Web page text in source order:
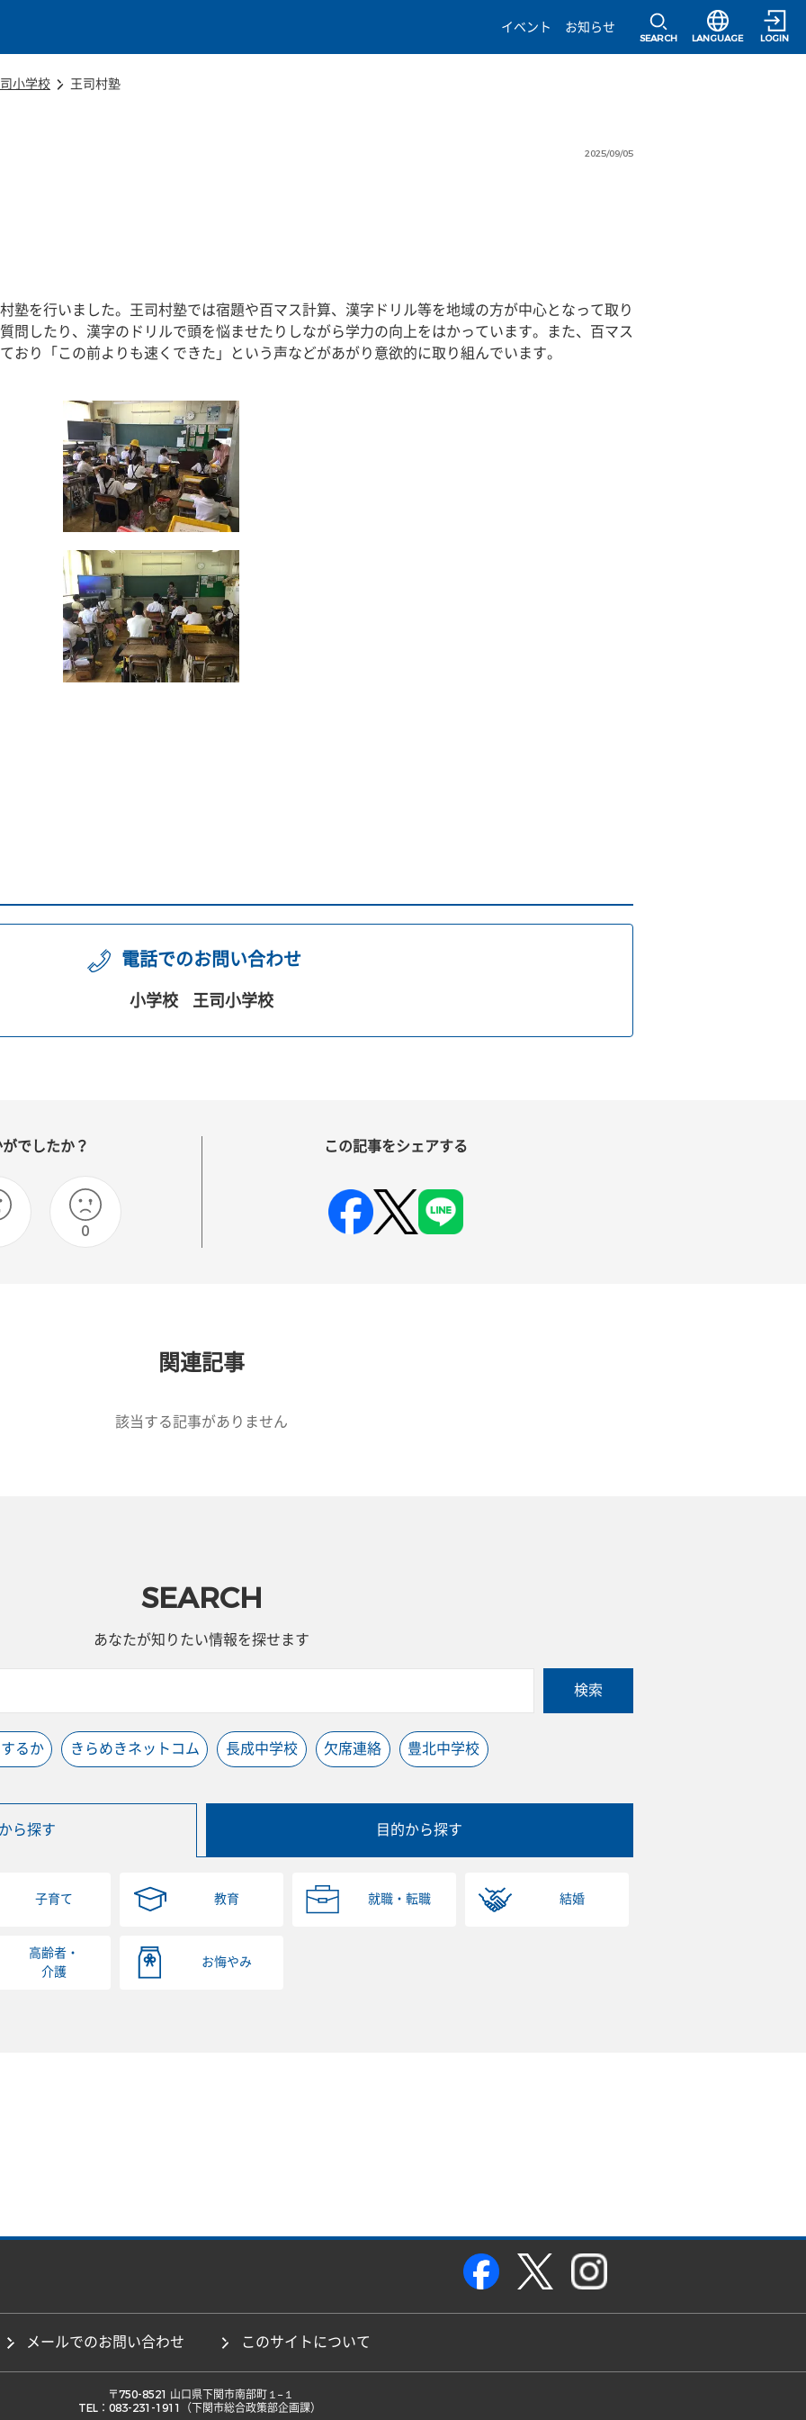
イベント
お知らせ
SEARCH
選択すると言語
LANGUAGE LOGIN
小学校 王司村塾
2025/09/05
を行いました。王司村塾では宿題や百マス計算、漢字ドリル等を地域の方が中心となって取り
問したり、漢字のドリルで頭を悩ませたりしながら学力の向上をはかっています。また、百マス
おり「この前よりも速くできた」という声などがあがり意欲的に取り組んでいます。
電話でのお問い合わせ
小学校 王司小学校
でしたか？
0
この記事をシェアする
関連記事
該当する記事がありません
SEARCH
あなたが知りたい情報を探せます
検索
るか きらめきネットコム 長成中学校 欠席連絡 豊北中学校
ら探す 目的から探す
子育て 教育 就職・転職 結婚
高齢者・
介護
お悔やみ
メールでのお問い合わせ このサイトについて
TEL：083-231-1911（下関市総合政策部企画課）